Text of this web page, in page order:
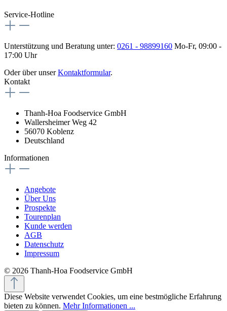
Service-Hotline
Unterstützung und Beratung unter: 0261 - 98899160 Mo-Fr, 09:00 -
17:00 Uhr
Oder über unserKontaktformular.
Kontakt
Thanh-Hoa Foodservice GmbH
Wallersheimer Weg 42
56070 Koblenz
Deutschland
Informationen
Angebote
Über Uns
Prospekte
Tourenplan
Kunde werden
AGB
Datenschutz
Impressum
© 2026 Thanh-Hoa Foodservice GmbH
Diese Website verwendet Cookies, um eine bestmögliche Erfahrung
bieten zu können. Mehr Informationen ...